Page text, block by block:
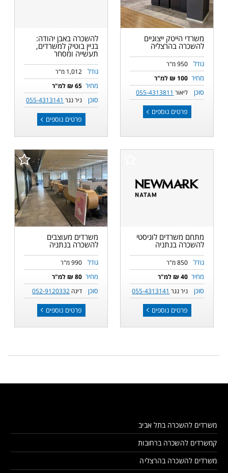
משרדי הייטק ייצוגיים
להשכרה בהרצליה
גודל 950 מ"ר
מחיר 100 ₪ למ"ר
סוכן ליאור 055-4313811
פרטים נוספים
להשכרה באבן יהודה:
בניין בוטיק למשרדים,
תעשייה ומסחר
גודל 1,012 מ"ר
מחיר 65 ₪ למ"ר
סוכן ניר נגר 055-4313141
פרטים נוספים
מתחם משרדים לוגיסטי
להשכרה בנתניה
גודל 850 מ"ר
מחיר 40 ₪ למ"ר
סוכן ניר נגר 055-4313141
פרטים נוספים
משרדים מעוצבים
להשכרה בנתניה
גודל 990 מ"ר
מחיר 80 ₪ למ"ר
סוכן דינה 052-9120332
פרטים נוספים
משרדים להשכרה בתל אביב
קמשרדים להשכרה ברחובות
משרדים להשכרה בהרצליה